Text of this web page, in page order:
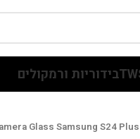
בידוריות ורמקולים